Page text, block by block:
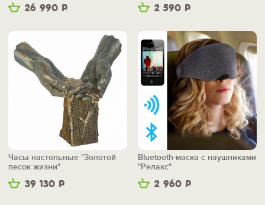
26 990 Р
2 590 Р
39 130 Р
Часы настольные "Золотой
песок жизни"
2 960 Р
Bluetooth-маска с наушниками
"Релакс"